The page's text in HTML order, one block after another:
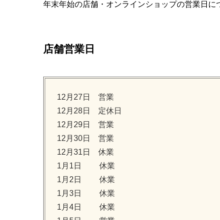
年末年始の店舗・オンラインショップの営業日に
店舗営業日
12月27日 営業
12月28日 定休日
12月29日 営業
12月30日 営業
12月31日 休業
1月1日 休業
1月2日 休業
1月3日 休業
1月4日 休業